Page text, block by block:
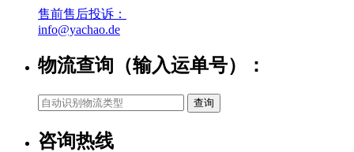
售前售后投诉：
info@yachao.de
物流查询（输入运单号）：
咨询热线